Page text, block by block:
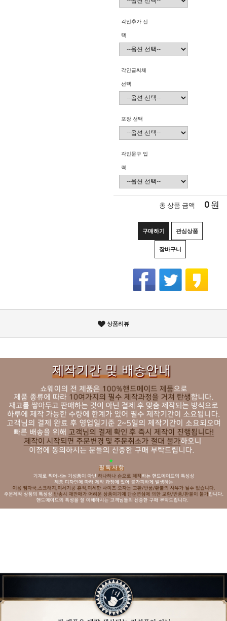
각인추가 선
택
각인글씨체
선택
포장 선택
각인문구 입
력
총 상품 금액 0원
구매하기 관심상품
장바구니
상품리뷰